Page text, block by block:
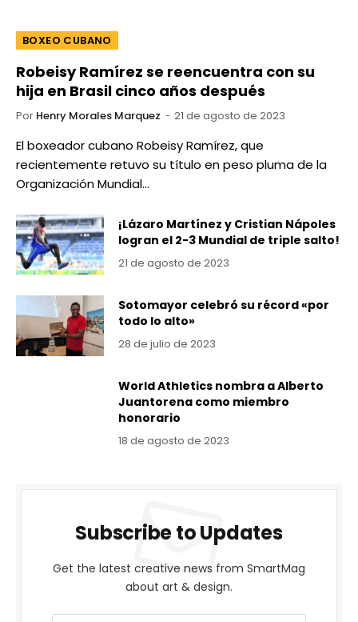
BOXEO CUBANO
Robeisy Ramírez se reencuentra con su
hija en Brasil cinco años después
Por Henry Morales Marquez 21 de agosto de 2023
El boxeador cubano Robeisy Ramírez, que
recientemente retuvo su título en peso pluma de la
Organización Mundial…
¡Lázaro Martínez y Cristian Nápoles
logran el 2-3 Mundial de triple salto!
21 de agosto de 2023
Sotomayor celebró su récord «por
todo lo alto»
28 de julio de 2023
World Athletics nombra a Alberto
Juantorena como miembro
honorario
18 de agosto de 2023
Subscribe to Updates
Get the latest creative news from SmartMag
about art & design.